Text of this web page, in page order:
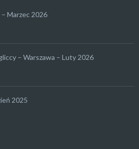
Marzec 2026
– Warszawa – Luty 2026
2025